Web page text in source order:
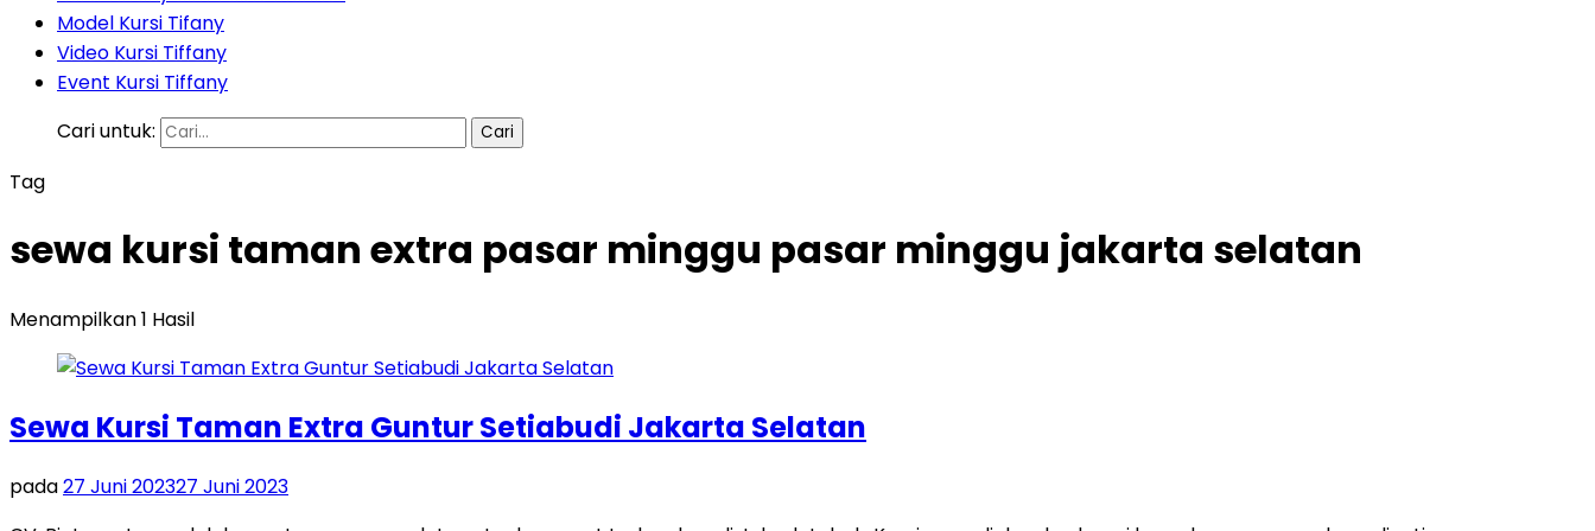
Model Kursi Tifany
Video Kursi Tiffany
Event Kursi Tiffany
Cari untuk:
Tag
sewa kursi taman extra pasar minggu pasar minggu jakarta selatan
Menampilkan 1 Hasil
Sewa Kursi Taman Extra Guntur Setiabudi Jakarta Selatan
pada27 Juni 202327 Juni 2023